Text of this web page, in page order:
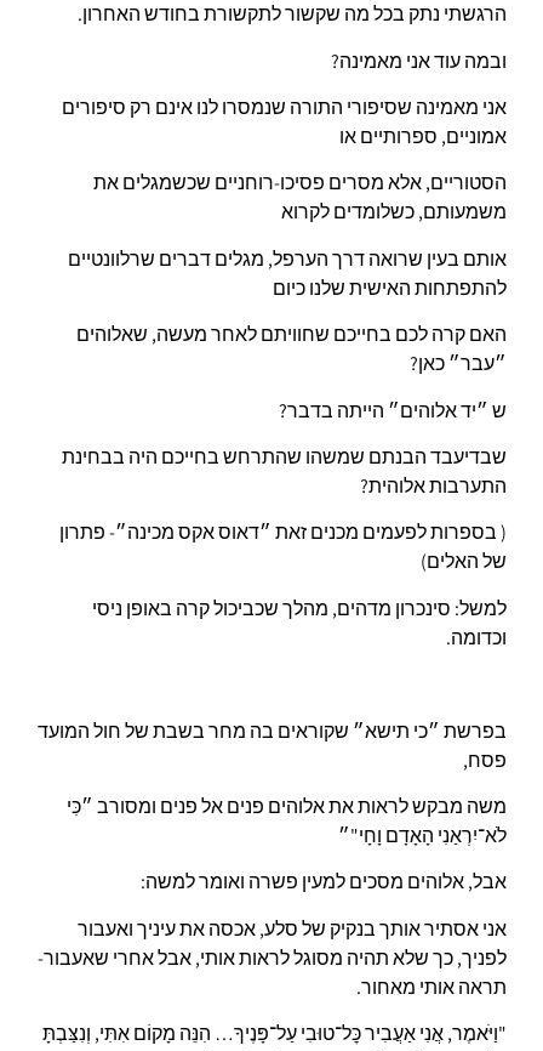
הרגשתי נתק בכל מה שקשור לתקשורת בחודש האחרון.
ובמה עוד אני מאמינה?
אני מאמינה שסיפורי התורה שנמסרו לנו אינם רק סיפורים
אמוניים, ספרותיים או
הסטוריים, אלא מסרים פסיכו-רוחניים שכשמגלים את
משמעותם, כשלומדים לקרוא
אותם בעין שרואה דרך הערפל, מגלים דברים שרלוונטיים
להתפתחות האישית שלנו כיום
האם קרה לכם בחייכם שחוויתם לאחר מעשה, שאלוהים
״עבר״ כאן?
ש ״יד אלוהים״ הייתה בדבר?
שבדיעבד הבנתם שמשהו שהתרחש בחייכם היה בבחינת
התערבות אלוהית?
( בספרות לפעמים מכנים זאת ״דאוס אקס מכינה״- פתרון
של האלים)
למשל: סינכרון מדהים, מהלך שכביכול קרה באופן ניסי
וכדומה.
בפרשת ״כי תישא״ שקוראים בה מחר בשבת של חול המועד
פסח,
משה מבקש לראות את אלוהים פנים אל פנים ומסורב ״כִּי
לֹא־יִרְאַנִי הָאָדָם וָחָי"״
אבל, אלוהים מסכים למעין פשרה ואומר למשה:
אני אסתיר אותך בנקיק של סלע, אכסה את עיניך ואעבור
לפניך, כך שלא תהיה מסוגל לראות אותי, אבל אחרי שאעבור-
תראה אותי מאחור.
"וַיֹּאמֶר, אֲנִי אַעֲבִיר כׇּל־טוּבִי עַל־פָּנֶיךָ… הִנֵּה מָקוֹם אִתִּי, וְנִצַּבְתָּ